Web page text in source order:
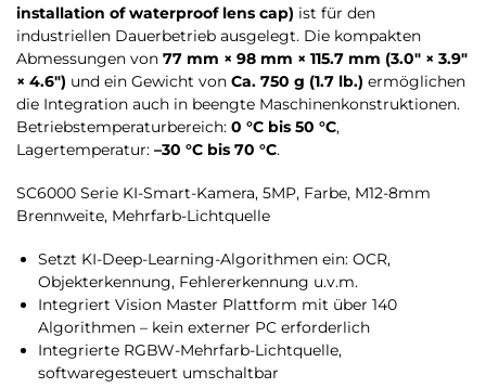
installation of waterproof lens cap) ist für den
industriellen Dauerbetrieb ausgelegt. Die kompakten
Abmessungen von 77 mm × 98 mm × 115.7 mm (3.0″ × 3.9″
× 4.6″) und ein Gewicht von Ca. 750 g (1.7 lb.) ermöglichen
die Integration auch in beengte Maschinenkonstruktionen.
Betriebstemperaturbereich: 0 °C bis 50 °C,
Lagertemperatur: –30 °C bis 70 °C.
SC6000 Serie KI-Smart-Kamera, 5MP, Farbe, M12-8mm
Brennweite, Mehrfarb-Lichtquelle
Setzt KI-Deep-Learning-Algorithmen ein: OCR,
Objekterkennung, Fehlererkennung u.v.m.
Integriert Vision Master Plattform mit über 140
Algorithmen – kein externer PC erforderlich
Integrierte RGBW-Mehrfarb-Lichtquelle,
softwaregesteuert umschaltbar